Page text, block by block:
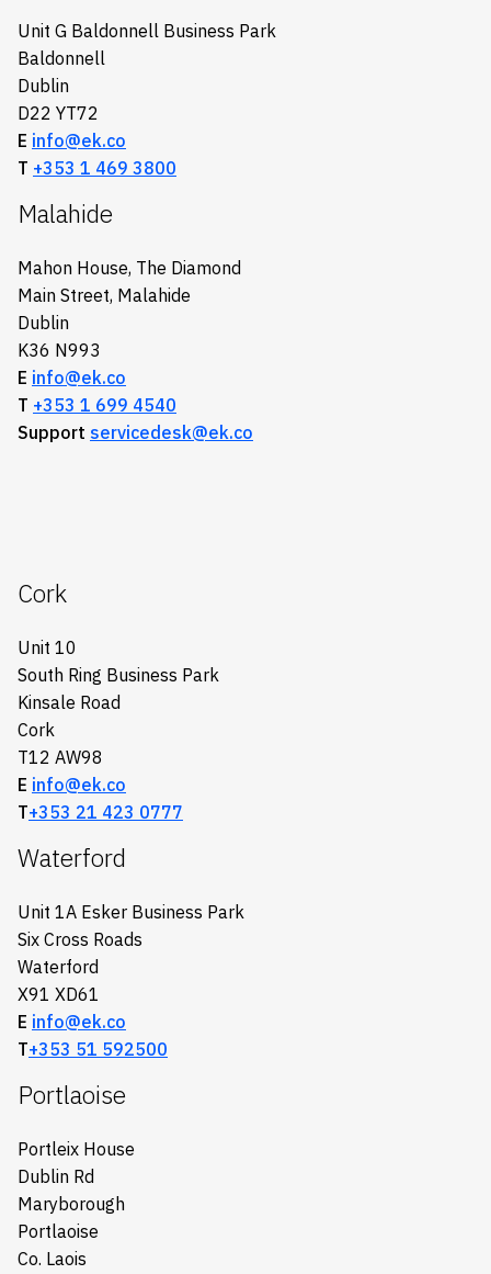
Unit G Baldonnell Business Park
Baldonnell
Dublin
D22 YT72
E info@ek.co
T +353 1 469 3800
Malahide
Mahon House, The Diamond
Main Street, Malahide
Dublin
K36 N993
E info@ek.co
T +353 1 699 4540
Support servicedesk@ek.co
Cork
Unit 10
South Ring Business Park
Kinsale Road
Cork
T12 AW98
E info@ek.co
T+353 21 423 0777
Waterford
Unit 1A Esker Business Park
Six Cross Roads
Waterford
X91 XD61
E info@ek.co
T+353 51 592500
Portlaoise
Portleix House
Dublin Rd
Maryborough
Portlaoise
Co. Laois